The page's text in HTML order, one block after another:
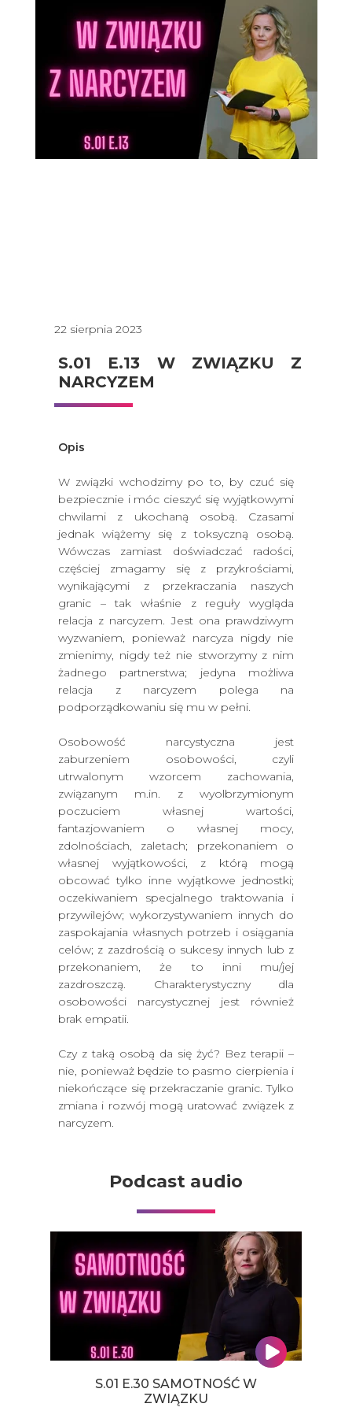
S.01 E.30 SAMOTNOŚĆ W
ZWIĄZKU
Podcast audio
22 sierpnia 2023
S.01 E.13 W ZWIĄZKU Z
NARCYZEM
Opis
W związki wchodzimy po to, by czuć się
bezpiecznie i móc cieszyć się wyjątkowymi
chwilami z ukochaną osobą. Czasami
jednak wiążemy się z toksyczną osobą.
Wówczas zamiast doświadczać radości,
częściej zmagamy się z przykrościami,
wynikającymi z przekraczania naszych
granic – tak właśnie z reguły wygląda
relacja z narcyzem. Jest ona prawdziwym
wyzwaniem, ponieważ narcyza nigdy nie
zmienimy, nigdy też nie stworzymy z nim
żadnego partnerstwa; jedyna możliwa
relacja z narcyzem polega na
podporządkowaniu się mu w pełni.
Osobowość narcystyczna jest
zaburzeniem osobowości, czyli
utrwalonym wzorcem zachowania,
związanym m.in. z wyolbrzymionym
poczuciem własnej wartości,
fantazjowaniem o własnej mocy,
zdolnościach, zaletach; przekonaniem o
własnej wyjątkowości, z którą mogą
obcować tylko inne wyjątkowe jednostki;
oczekiwaniem specjalnego traktowania i
przywilejów; wykorzystywaniem innych do
zaspokajania własnych potrzeb i osiągania
celów; z zazdrością o sukcesy innych lub z
przekonaniem, że to inni mu/jej
zazdroszczą. Charakterystyczny dla
osobowości narcystycznej jest również
brak empatii.
Czy z taką osobą da się żyć? Bez terapii –
nie, ponieważ będzie to pasmo cierpienia i
niekończące się przekraczanie granic. Tylko
zmiana i rozwój mogą uratować związek z
narcyzem.